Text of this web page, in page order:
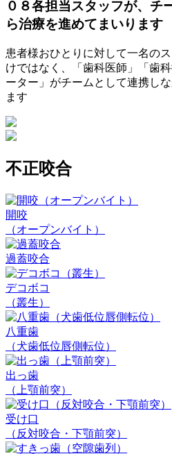
０８各担当スタッフが、チ
ら治療を進めてまいります
患者様おひとりに対して一名の
けではなく、「歯科医師」「歯
ーター」がチームとして連携し
ます
不正咬合
開咬
（オープンバイト）
過蓋咬合
デコボコ
（叢生）
八重歯
（犬歯低位唇側転位）
出っ歯
（上顎前突）
受け口
（反対咬合・下顎前突）